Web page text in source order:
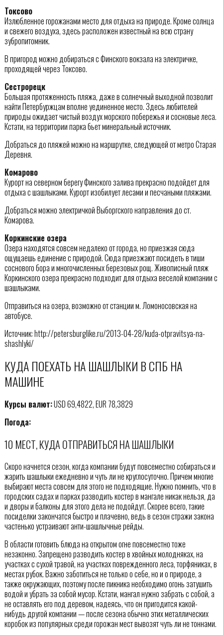
Токсово
Излюбленное горожанами место для отдыха на природе. Кроме солнца
и свежего воздуха, здесь расположен известный на всю страну
зубропитомник.
В пригород можно добираться с Финского вокзала на электричке,
проходящей через Токсово.
Сестрорецк
Большая протяженность пляжа, даже в солнечный выходной позволит
найти Петербуржцам вполне уединенное место. Здесь любителей
природы ожидает чистый воздух морского побережья и сосновые леса.
Кстати, на территории парка бьет минеральный источник.
Добраться до пляжей можно на маршрутке, следующей от метро Старая
Деревня.
Комарово
Курорт на северном берегу Финского залива прекрасно подойдет для
отдыха с шашлыками. Курорт изобилует лесами и песчаными пляжами.
Добраться можно электричкой Выборгского направления до ст.
Комарова.
Коркинские озера
Озера находятся совсем недалеко от города, но приезжая сюда
ощущаешь единение с природой. Сюда приезжают посидеть в тиши
соснового бора и многочисленных березовых рощ. Живописный пляж
Коркинского озера прекрасно подходит для отдыха веселой компании с
шашлыками.
Отправиться на озера, возможно от станции м. Ломоносовская на
автобусе.
Источник: http://petersburglike.ru/2013-04-28/kuda-otpravitsya-na-
shashlyki/
КУДА ПОЕХАТЬ НА ШАШЛЫКИ В СПБ НА
МАШИНЕ
Курсы валют:USD 69,4822, EUR 78,3829
Погода:
10 МЕСТ, КУДА ОТПРАВИТЬСЯ НА ШАШЛЫКИ
Скоро начнется сезон, когда компании будут повсеместно собираться и
жарить шашлыки ежедневно и чуть ли не круглосуточно. Причем многие
выбирают места совсем для этого не подходящие. Нужно помнить, что в
городских садах и парках разводить костер в мангале никак нельзя, да
и дворы и балконы для этого дела не подойдут. Скорее всего, такие
посиделки закончатся быстро и плачевно, ведь в сезон стражи закона
частенько устраивают анти-шашлычные рейды.
В области готовить блюда на открытом огне повсеместно тоже
незаконно. Запрещено разводить костер в хвойных молодняках, на
участках с сухой травой, на участках поврежденного леса, торфяниках, в
местах рубок. Важно заботиться не только о себе, но и о природе, а
также окружающих, поэтому после пикника необходимо огонь затушить
водой и убрать за собой мусор. Кстати, мангал нужно забрать с собой, а
не оставлять его под деревом, надеясь, что он пригодится какой-
нибудь другой компании — после сезона обычно этих металлических
коробок из популярных среди горожан мест вывозят чуть ли не тоннами.